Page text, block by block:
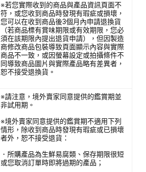
※若您實際收到的商品與產品資訊頁面不
符，或您收到商品時發現有瑕疵或損壞，
您可以在收到商品後3個月內申請退換貨
（若商品標有賞味期限或有效期限，您必
須在該期限內提出退貨申請），但因製造
商修改商品包裝導致頁面顯示內容與實際
商品不一致，或因螢幕設定或拍攝條件不
同導致商品圖片與實際產品略有差異者，
恕不接受退換貨。
※請注意，境外賣家同意提供的鑑賞期並
非試用期。
※境外賣家同意提供的鑑賞期不適用下列
情形，除收到商品時發現有瑕疵或已損壞
者外，恕不接受退貨：
．所購產品為生鮮易腐類、保存期限很短
或您取消訂單時即將過期的產品；